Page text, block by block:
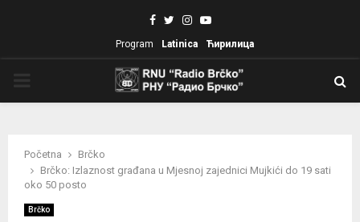
Facebook
TwitterInstagram
Youtube
Program Latinica Ћирилица
Početna
Brčko
Brčko: Izlaznost građana u Mjesnoj zajednici Mujkići do 19 sati
oko 50 posto
Brčko